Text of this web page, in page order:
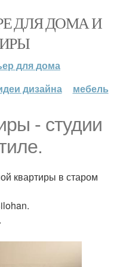
ДЛЯ ДОМА И
для дома
дизайна мебель
- студии
квартиры в старом